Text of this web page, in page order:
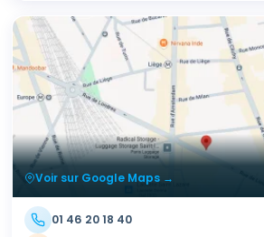
Voir sur Google Maps →
01 46 20 18 40